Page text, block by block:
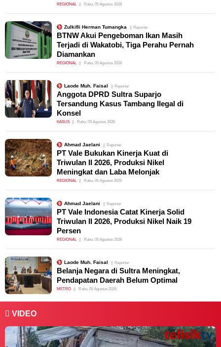
REGIONAL Rabu, 05 Agustus 2026
Zulkifli Herman Tumangka Reporter
BTNW Akui Pengeboman Ikan Masih
Terjadi di Wakatobi, Tiga Perahu Pernah
Diamankan
REGIONAL Rabu, 05 Agustus 2026
Laode Muh. Faisal Reporter
Anggota DPRD Sultra Suparjo
Tersandung Kasus Tambang Ilegal di
Konsel
KASUS Rabu, 05 Agustus 2026
Ahmad Jaelani Reporter
PT Vale Bukukan Kinerja Kuat di
Triwulan II 2026, Produksi Nikel
Meningkat dan Laba Melonjak
REGIONAL Rabu, 05 Agustus 2026
Ahmad Jaelani Reporter
PT Vale Indonesia Catat Kinerja Solid
Triwulan II 2026, Produksi Nikel Naik 19
Persen
REGIONAL Rabu, 05 Agustus 2026
Laode Muh. Faisal Reporter
Belanja Negara di Sultra Meningkat,
Pendapatan Daerah Belum Optimal
METRO Rabu, 05 Agustus 2026
VIDEO